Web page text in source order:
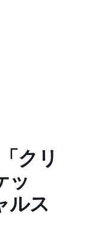
クリ
ッ
ルス